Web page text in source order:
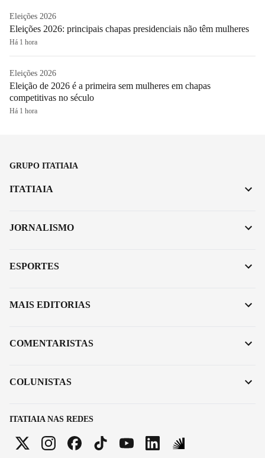
Eleições 2026
Eleições 2026: principais chapas presidenciais não têm mulheres
Há 1 hora
Eleições 2026
Eleição de 2026 é a primeira sem mulheres em chapas
competitivas no século
Há 1 hora
GRUPO ITATIAIA
ITATIAIA NAS REDES
ITATIAIA
JORNALISMO
ESPORTES
MAIS EDITORIAS
COMENTARISTAS
COLUNISTAS